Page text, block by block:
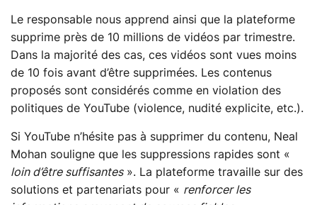
Le responsable nous apprend ainsi que la plateforme
supprime près de 10 millions de vidéos par trimestre.
Dans la majorité des cas, ces vidéos sont vues moins
de 10 fois avant d’être supprimées. Les contenus
proposés sont considérés comme en violation des
politiques de YouTube (violence, nudité explicite, etc.).
Si YouTube n’hésite pas à supprimer du contenu, Neal
Mohan souligne que les suppressions rapides sont «
loin d’être suffisantes». La plateforme travaille sur des
solutions et partenariats pour « renforcer les